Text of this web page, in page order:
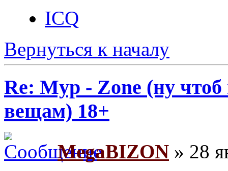
ICQ
Вернуться к началу
Re: Myp - Zone (ну
вещам) 18+
MegaBIZON » 28